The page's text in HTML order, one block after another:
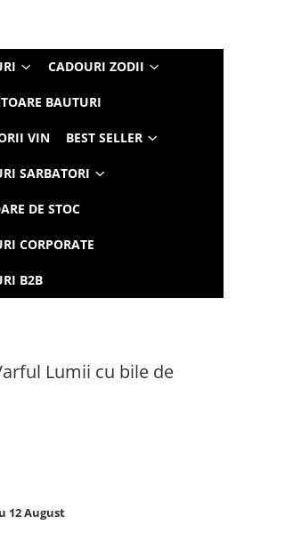
CADOURI ZODII
BAUTURI
VIN BEST SELLER
SARBATORI
DE STOC
CORPORATE
B2B
Lumii cu bile de
12 August